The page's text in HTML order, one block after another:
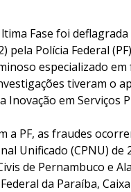
Fase foi
pela Polícia Federal
especializado
tiveram o
Inovação em Serviços
a PF, as fraudes
Unificado (CPNU) de
de Pernambuco e
da Paraíba,